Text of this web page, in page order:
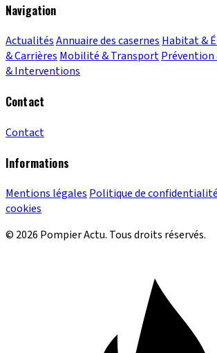
Navigation
ActualitésAnnuaire des casernes Habitat &
& Carrières Mobilité & TransportPrévention
& Interventions
Contact
Contact
Informations
Mentions légales Politique de confidentialité
cookies
© 2026 Pompier Actu. Tous droits réservés.